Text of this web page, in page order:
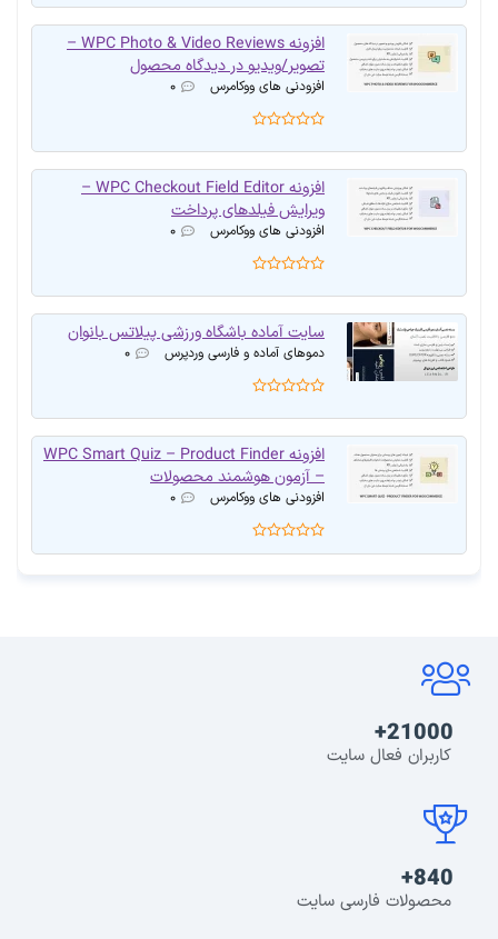
افزونه WPC Photo & Video Reviews –
تصویر/ویدیو در دیدگاه محصول
افزودنی های ووکامرس ۰
افزونه WPC Checkout Field Editor –
ویرایش فیلدهای پرداخت
افزودنی های ووکامرس ۰
سایت آماده باشگاه ورزشی پیلاتس بانوان
دموهای آماده و فارسی وردپرس ۰
افزونه WPC Smart Quiz – Product Finder
– آزمون هوشمند محصولات
افزودنی های ووکامرس ۰
21000+
کاربران فعال سایت
840+
محصولات فارسی سایت